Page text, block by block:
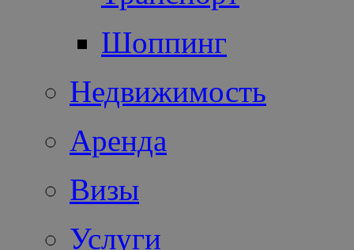
Шоппинг
Недвижимость
Аренда
Визы
Услуги